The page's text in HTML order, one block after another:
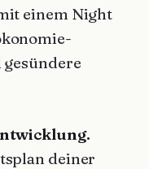
einem Night
deiner